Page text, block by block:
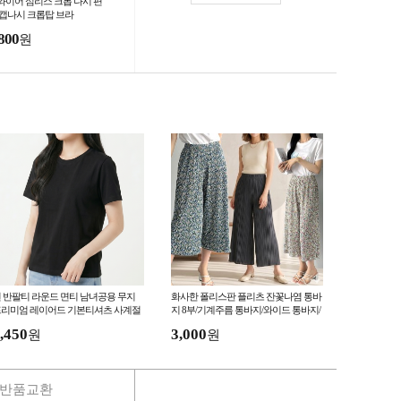
나시 크롭탑 브라
원
반팔티 라운드 면티 남녀공용 무지
미엄 레이어드 기본티셔츠 사계절
원
화사한 폴리스판 플리츠 잔꽃나염 통바
지 8부/기계주름 통바지/와이드 통바지/
3,000원
반품교환